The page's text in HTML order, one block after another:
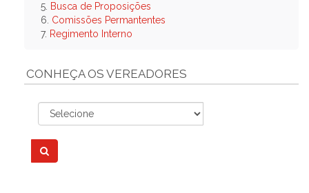
5. Busca de Proposições
6. Comissões Permantentes
7. Regimento Interno
CONHEÇA OS VEREADORES